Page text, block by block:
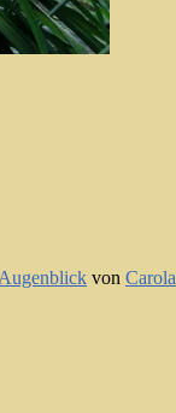
von Carola